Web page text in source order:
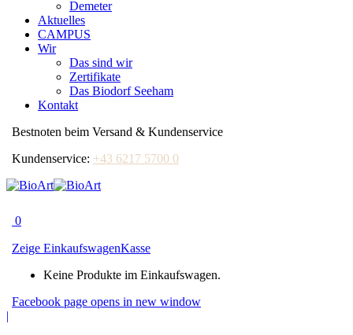
Demeter
Aktuelles
CAMPUS
Wir
Das sind wir
Zertifikate
Das Biodorf Seeham
Kontakt
Bestnoten beim Versand & Kundenservice
Kundenservice: +43 6217 5700 0
0
Zeige EinkaufswagenKasse
Keine Produkte im Einkaufswagen.
Facebook page opens in new window
|